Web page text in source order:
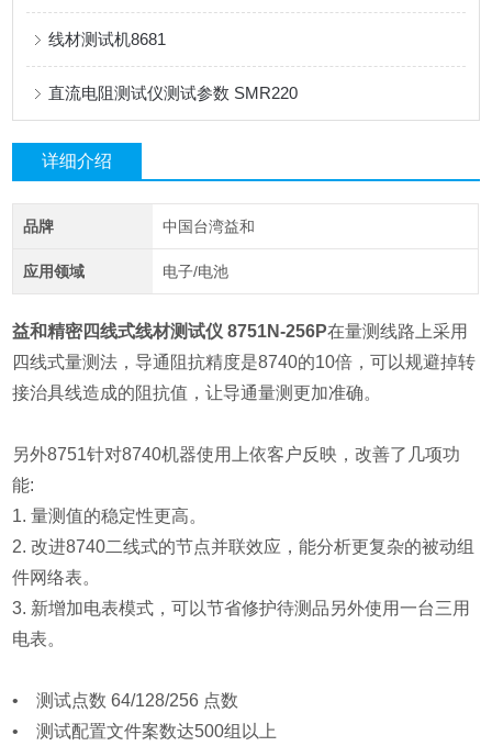
线材测试机8681
直流电阻测试仪测试参数 SMR220
详细介绍
品牌 中国台湾益和
应用领域 电子/电池
益和精密四线式线材测试仪 8751N-256P在量测线路上采用
四线式量测法，导通阻抗精度是8740的10倍，可以规避掉转
接治具线造成的阻抗值，让导通量测更加准确。
另外8751针对8740机器使用上依客户反映，改善了几项功
能:
1. 量测值的稳定性更高。
2. 改进8740二线式的节点并联效应，能分析更复杂的被动组
件网络表。
3. 新增加电表模式，可以节省修护待测品另外使用一台三用
电表。
• 测试点数 64/128/256 点数
• 测试配置文件案数达500组以上